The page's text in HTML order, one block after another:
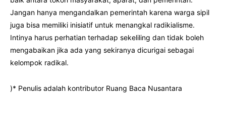
Jangan hanya mengandalkan pemerintah karena warga sipil
juga bisa memiliki inisiatif untuk menangkal radikialisme.
Intinya harus perhatian terhadap sekeliling dan tidak boleh
mengabaikan jika ada yang sekiranya dicurigai sebagai
kelompok radikal.
)* Penulis adalah kontributor Ruang Baca Nusantara